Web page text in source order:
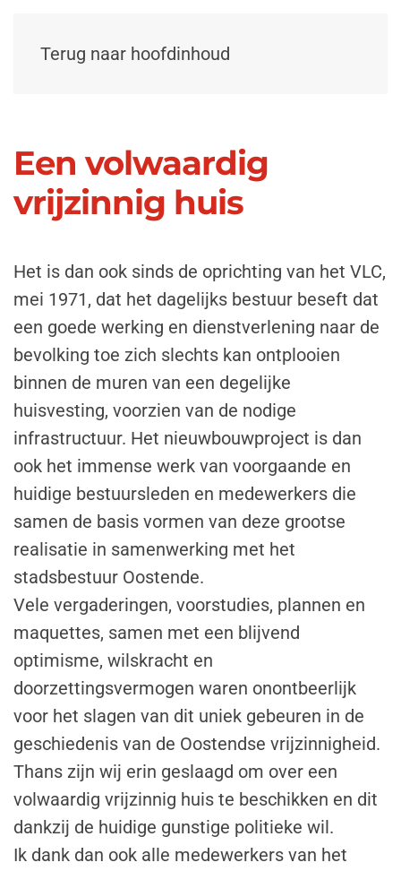
Terug naar hoofdinhoud
Een volwaardig
vrijzinnig huis
Het is dan ook sinds de oprichting van het VLC,
mei 1971, dat het dagelijks bestuur beseft dat
een goede werking en dienstverlening naar de
bevolking toe zich slechts kan ontplooien
binnen de muren van een degelijke
huisvesting, voorzien van de nodige
infrastructuur. Het nieuwbouwproject is dan
ook het immense werk van voorgaande en
huidige bestuursleden en medewerkers die
samen de basis vormen van deze grootse
realisatie in samenwerking met het
stadsbestuur Oostende.
Vele vergaderingen, voorstudies, plannen en
maquettes, samen met een blijvend
optimisme, wilskracht en
doorzettingsvermogen waren onontbeerlijk
voor het slagen van dit uniek gebeuren in de
geschiedenis van de Oostendse vrijzinnigheid.
Thans zijn wij erin geslaagd om over een
volwaardig vrijzinnig huis te beschikken en dit
dankzij de huidige gunstige politieke wil.
Ik dank dan ook alle medewerkers van het